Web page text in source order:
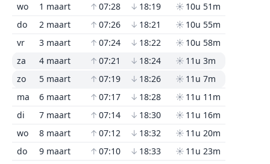
wo 1 maart ↑ 07:28 ↓ 18:19 ☀ 10u 51m
do
2 maart ↑ 07:26 ↓ 18:21 ☀ 10u 55m
vr
3 maart ↑ 07:24 ↓ 18:22 ☀ 10u 58m
za
4 maart ↑ 07:21 ↓ 18:24 ☀ 11u 3m
zo
5 maart ↑ 07:19 ↓ 18:26 ☀ 11u 7m
ma
6 maart ↑ 07:17 ↓ 18:28 ☀ 11u 11m
di
7 maart ↑ 07:14 ↓ 18:30 ☀ 11u 16m
wo
8 maart ↑ 07:12 ↓ 18:32 ☀ 11u 20m
do
9 maart ↑ 07:10 ↓ 18:33 ☀ 11u 23m